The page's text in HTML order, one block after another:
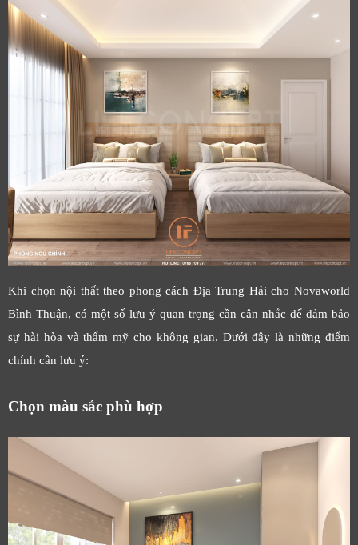
Khi chọn nội thất theo phong cách Địa Trung Hải cho Novaworld
Bình Thuận, có một số lưu ý quan trọng cần cân nhắc để đảm bảo
sự hài hòa và thẩm mỹ cho không gian. Dưới đây là những điểm
chính cần lưu ý:
Chọn màu sắc phù hợp